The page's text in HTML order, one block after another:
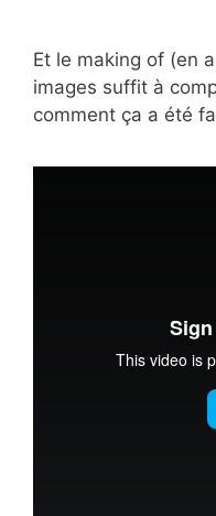
Et le making of (en
images suffit à
comment ça a été